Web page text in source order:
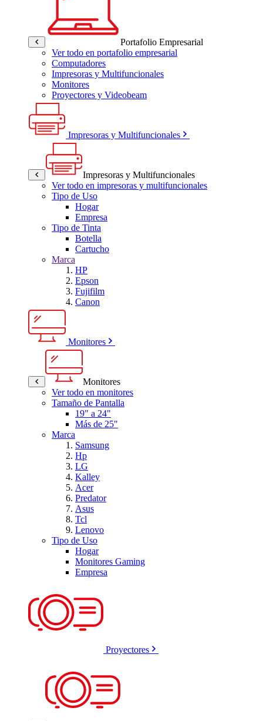
Portafolio Empresarial
Ver todo en portafolio empresarial
Computadores
Impresoras y Multifuncionales
Monitores
Proyectores y Videobeam
Impresoras y Multifuncionales
Impresoras y Multifuncionales
Ver todo en impresoras y multifuncionales
Tipo de Uso
Hogar
Empresa
Tipo de Tinta
Botella
Cartucho
Marca
HP
Epson
Fujifilm
Canon
Monitores
Monitores
Ver todo en monitores
Tamaño de Pantalla
19" a 24"
Más de 25"
Marca
Samsung
Hp
LG
Kalley
Acer
Predator
Asus
Tcl
Lenovo
Tipo de Uso
Hogar
Monitores Gaming
Empresa
Proyectores